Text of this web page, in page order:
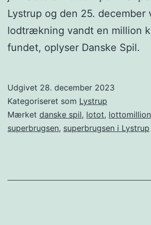
Lystrup og den 25. december
lodtrækning vandt en million
fundet, oplyser Danske Spil.
Udgivet 28. december 2023
Kategoriseret som Lystrup
Mærket danske spil, lotot,
superbrugsen, superbrugsen i Lystrup